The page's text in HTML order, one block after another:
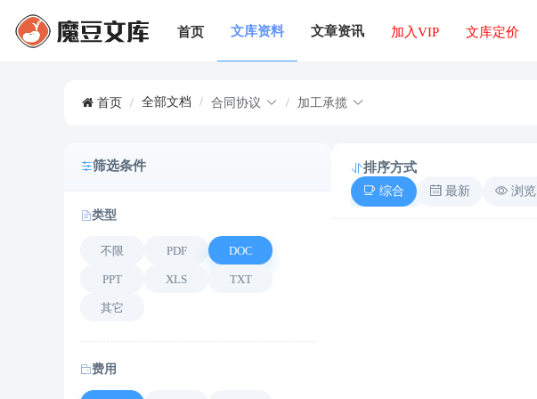
首页 文库资料 文章资讯 加入VIP 文库定价
首页 / 全部文档 / 合同协议 / 加工承揽
筛选条件
类型
不限 PDF DOC
PPT XLS TXT
其它
费用
排序方式
综合
最新 浏览